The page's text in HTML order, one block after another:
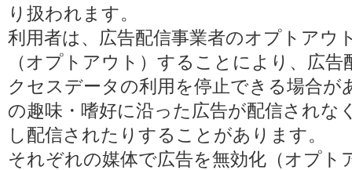
り扱われます。
利用者は、広告配信事業者のオプトアウ
（オプトアウト）することにより、広
クセスデータの利用を停止できる場合が
の趣味・嗜好に沿った広告が配信されな
し配信されたりすることがあります。
それぞれの媒体で広告を無効化（オプト